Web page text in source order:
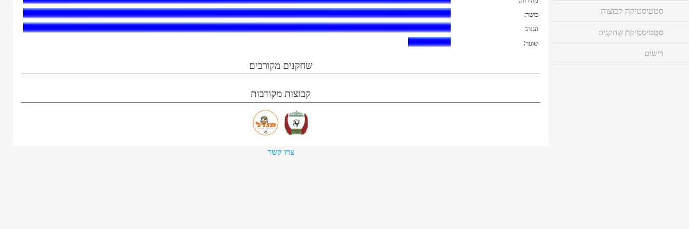
כושר:
הגנה:
שוער:
שחקנים מקורבים
קבוצות מקורבות
צרו קשר
סטטיסטיקת קבוצות
סטטיסטיקת שחקנים
רישום